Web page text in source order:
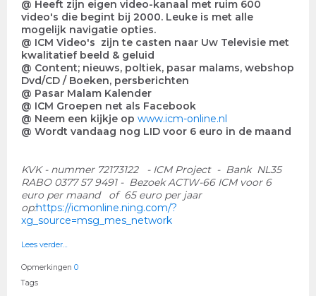
@ Heeft zijn eigen video-kanaal met ruim 600
video's die begint bij 2000. Leuke is met alle
mogelijk navigatie opties.
@ ICM Video's zijn te casten naar Uw Televisie met
kwalitatief beeld & geluid
@ Content; nieuws, poltiek, pasar malams, webshop
Dvd/CD / Boeken, persberichten
@ Pasar Malam Kalender
@ ICM Groepen net als Facebook
@ Neem een kijkje op www.icm-online.nl
@ Wordt vandaag nog LID voor 6 euro in de maand
KVK - nummer 72173122 - ICM Project - Bank NL35
RABO 0377 57 9491 - Bezoek ACTW-66 ICM voor 6
euro per maand of 65 euro per jaar
op:https://icmonline.ning.com/?
xg_source=msg_mes_network
Lees verder…
Opmerkingen 0
Tags